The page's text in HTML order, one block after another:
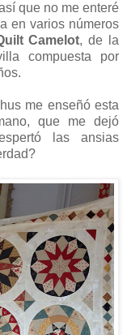
que no me enteré
en varios números
Camelot, de la
compuesta por
me enseñó esta
que me dejó
las ansias